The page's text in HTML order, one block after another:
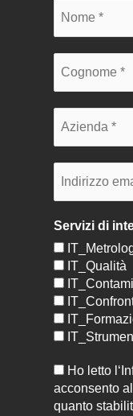
Servizi di
IT_Qualità
Ho letto
acconsento
quanto